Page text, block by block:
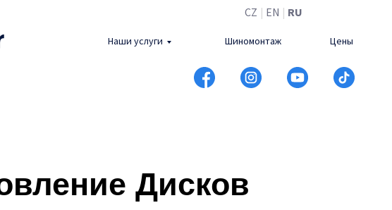
EN RU
| |
CZ
Цены
Наши услуги Шиномонтаж
Дисков